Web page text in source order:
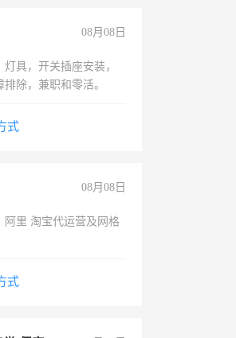
08月08日
具，开关插座安装，
除，兼职和零活。
式
08月08日
阿里 淘宝代运营及网格
式